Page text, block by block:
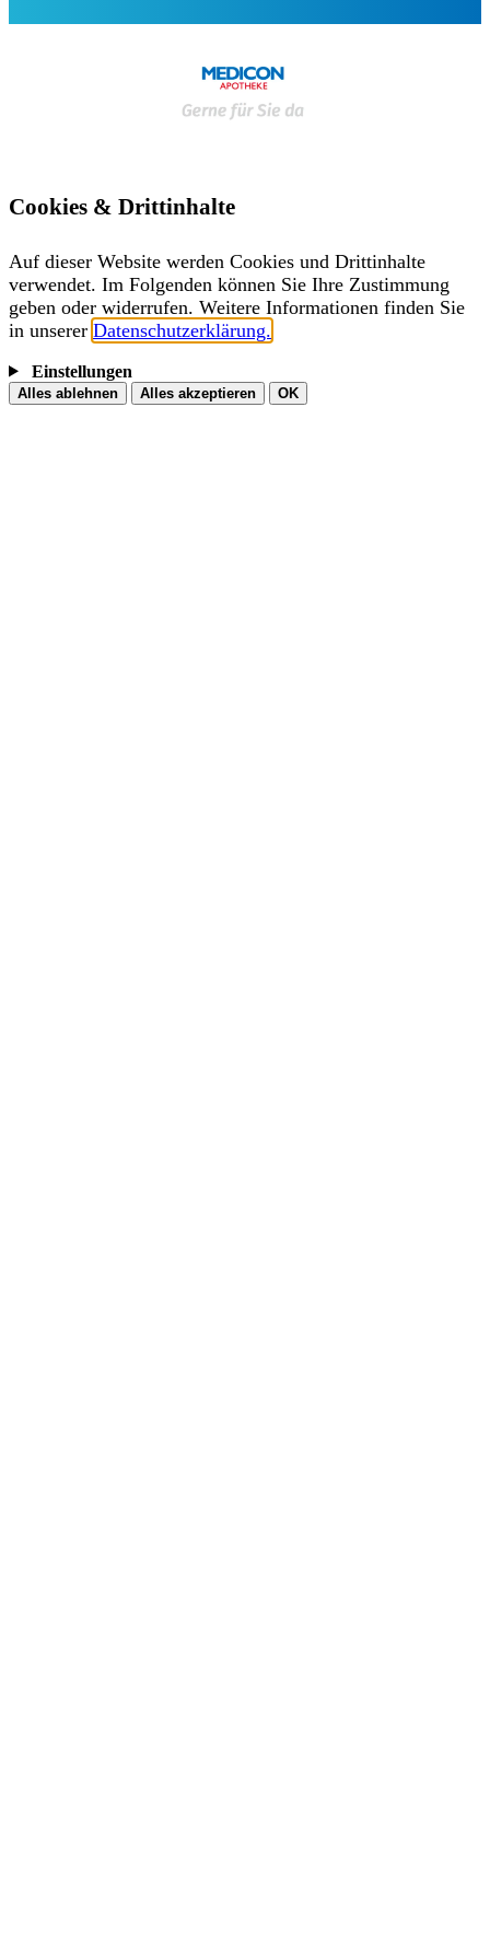
Cookies & Drittinhalte
Auf dieser Website werden Cookies und Drittinhalte
verwendet. Im Folgenden können Sie Ihre Zustimmung
geben oder widerrufen. Weitere Informationen finden Sie
in unserer Datenschutzerklärung.
Einstellungen
Alles ablehnen Alles akzeptieren OK